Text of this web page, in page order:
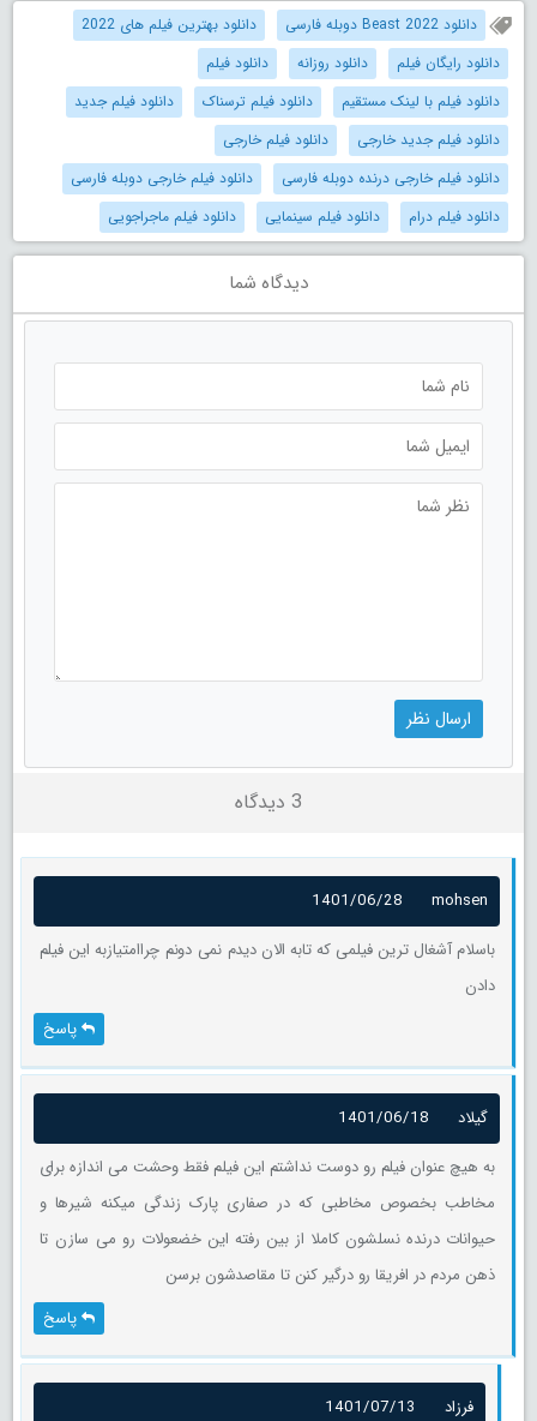
دانلود Beast 2022 دوبله فارسی
دانلود بهترین فیلم های 2022
دانلود رایگان فیلم
دانلود روزانه
دانلود فیلم
دانلود فیلم با لینک مستقیم
دانلود فیلم ترسناک
دانلود فیلم جدید
دانلود فیلم جدید خارجی
دانلود فیلم خارجی
دانلود فیلم خارجی درنده دوبله فارسی
دانلود فیلم خارجی دوبله فارسی
دانلود فیلم درام
دانلود فیلم سینمایی دانلود فیلم ماجراجویی
دیدگاه شما
3 دیدگاه
mohsen
1401/06/28
باسلام آشغال ترین فیلمی که تابه الان دیدم نمی دونم چراامتیازبه این فیلم
دادن
پاسخ
گیلاد
1401/06/18
به هیچ عنوان فیلم رو دوست نداشتم این فیلم فقط وحشت می اندازه برای
مخاطب بخصوص مخاطبی که در صفاری پارک زندگی میکنه شیرها و
حیوانات درنده نسلشون کاملا از بین رفته این خضعولات رو می سازن تا
ذهن مردم در افریقا رو درگیر کنن تا مقاصدشون برسن
پاسخ
فرزاد
1401/07/13